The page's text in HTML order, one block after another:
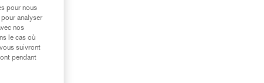
pour nous
analyser
nos
le cas où
suivront
pendant